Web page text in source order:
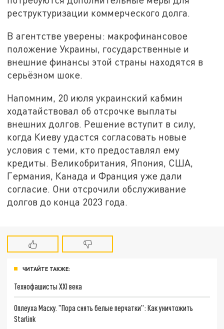
реструктуризации коммерческого долга.
В агентстве уверены: макрофинансовое
положение Украины, государственные и
внешние финансы этой страны находятся в
серьёзном шоке.
Напомним, 20 июля украинский кабмин
ходатайствовал об отсрочке выплаты
внешних долгов. Решение вступит в силу,
когда Киеву удастся согласовать новые
условия с теми, кто предоставлял ему
кредиты. Великобритания, Япония, США,
Германия, Канада и Франция уже дали
согласие. Они отсрочили обслуживание
долгов до конца 2023 года.
ЧИТАЙТЕ ТАКЖЕ:
Технофашисты XXI века
Оплеуха Маску. "Пора снять белые перчатки": Как уничтожить
Starlink